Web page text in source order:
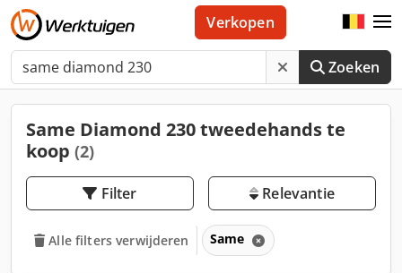
Zoeken
Verkopen
Same Diamond 230 tweedehands te
koop (2)
Filter Relevantie
Alle filters verwijderen Same